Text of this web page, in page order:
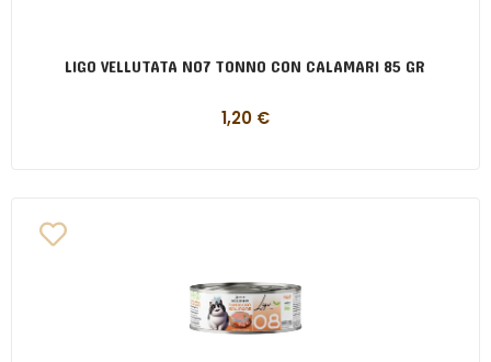
LIGO VELLUTATA N07 TONNO CON CALAMARI 85 GR
1,20 €